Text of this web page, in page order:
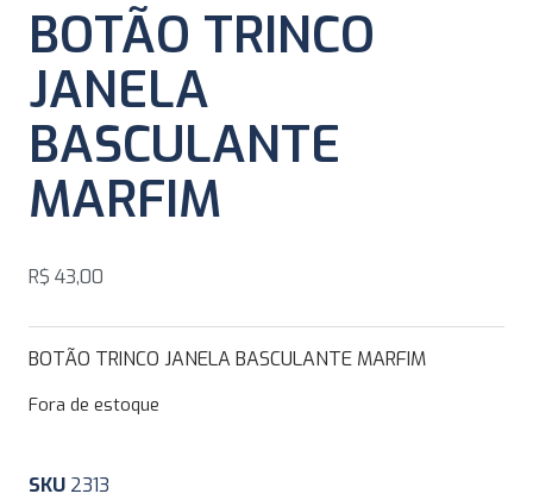
BOTÃO TRINCO
JANELA
BASCULANTE
MARFIM
R$ 43,00
BOTÃO TRINCO JANELA BASCULANTE MARFIM
Fora de estoque
SKU 2313